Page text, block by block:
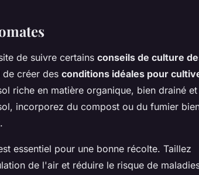
de suivre certains conseils de culture
créer des conditions idéales pour
riche en matière organique, bien drainé et
incorporez du compost ou du fumier
essentiel pour une bonne récolte. Taillez
de l'air et réduire le risque de